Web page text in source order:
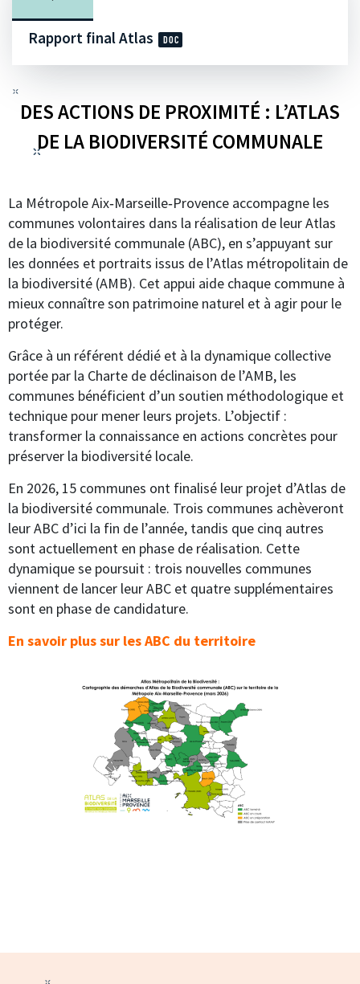
Rapport final Atlas
DES ACTIONS DE PROXIMITÉ : L’ATLAS
DE LA BIODIVERSITÉ COMMUNALE
La Métropole Aix‑Marseille‑Provence accompagne les
communes volontaires dans la réalisation de leur Atlas
de la biodiversité communale (ABC), en s’appuyant sur
les données et portraits issus de l’Atlas métropolitain de
la biodiversité (AMB). Cet appui aide chaque commune à
mieux connaître son patrimoine naturel et à agir pour le
protéger.
Grâce à un référent dédié et à la dynamique collective
portée par la Charte de déclinaison de l’AMB, les
communes bénéficient d’un soutien méthodologique et
technique pour mener leurs projets. L’objectif :
transformer la connaissance en actions concrètes pour
préserver la biodiversité locale.
En 2026, 15 communes ont finalisé leur projet d’Atlas de
la biodiversité communale. Trois communes achèveront
leur ABC d’ici la fin de l’année, tandis que cinq autres
sont actuellement en phase de réalisation. Cette
dynamique se poursuit : trois nouvelles communes
viennent de lancer leur ABC et quatre supplémentaires
sont en phase de candidature.
En savoir plus sur les ABC du territoire